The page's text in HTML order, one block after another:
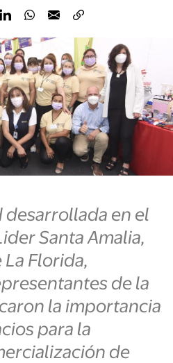
desarrollada en el
Santa Amalia,
Florida,
de la
la importancia
para la
de